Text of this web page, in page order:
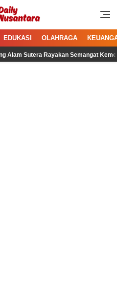
Menginspirasi
EDUKASI OLAHRAGA
Sutera Rayakan Semangat